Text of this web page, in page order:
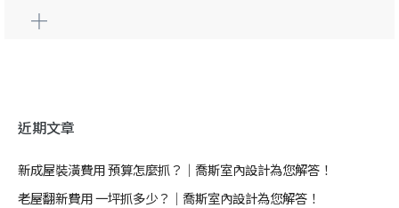
近期文章
新成屋裝潢費用 預算怎麼抓？｜喬斯室內設計為您解答！
老屋翻新費用 一坪抓多少？｜喬斯室內設計為您解答！